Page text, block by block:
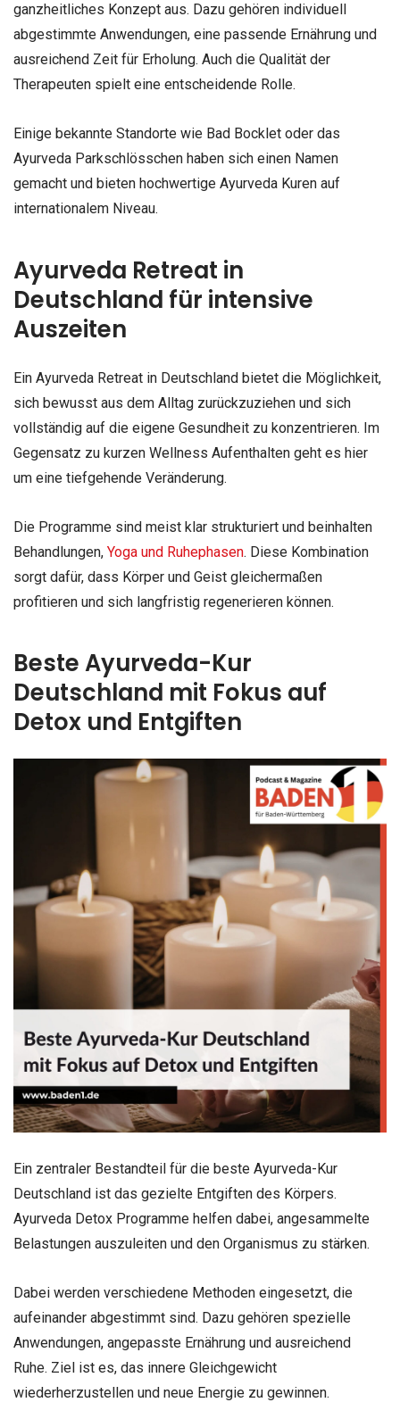
ganzheitliches Konzept aus. Dazu gehören individuell
abgestimmte Anwendungen, eine passende Ernährung und
ausreichend Zeit für Erholung. Auch die Qualität der
Therapeuten spielt eine entscheidende Rolle.
Einige bekannte Standorte wie Bad Bocklet oder das
Ayurveda Parkschlösschen haben sich einen Namen
gemacht und bieten hochwertige Ayurveda Kuren auf
internationalem Niveau.
Ayurveda Retreat in
Deutschland für intensive
Auszeiten
Ein Ayurveda Retreat in Deutschland bietet die Möglichkeit,
sich bewusst aus dem Alltag zurückzuziehen und sich
vollständig auf die eigene Gesundheit zu konzentrieren. Im
Gegensatz zu kurzen Wellness Aufenthalten geht es hier
um eine tiefgehende Veränderung.
Die Programme sind meist klar strukturiert und beinhalten
Behandlungen, Yoga und Ruhephasen. Diese Kombination
sorgt dafür, dass Körper und Geist gleichermaßen
profitieren und sich langfristig regenerieren können.
Beste Ayurveda-Kur
Deutschland mit Fokus auf
Detox und Entgiften
Ein zentraler Bestandteil für die beste Ayurveda-Kur
Deutschland ist das gezielte Entgiften des Körpers.
Ayurveda Detox Programme helfen dabei, angesammelte
Belastungen auszuleiten und den Organismus zu stärken.
Dabei werden verschiedene Methoden eingesetzt, die
aufeinander abgestimmt sind. Dazu gehören spezielle
Anwendungen, angepasste Ernährung und ausreichend
Ruhe. Ziel ist es, das innere Gleichgewicht
wiederherzustellen und neue Energie zu gewinnen.